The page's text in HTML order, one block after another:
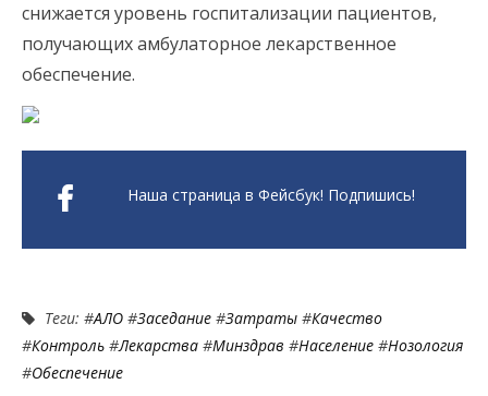
снижается уровень госпитализации пациентов,
получающих амбулаторное лекарственное
обеспечение.
Наша страница в Фейсбук! Подпишись!
Теги: #АЛО #Заседание #Затраты #Качество
#Контроль #Лекарства #Минздрав #Население #Нозология
#Обеспечение